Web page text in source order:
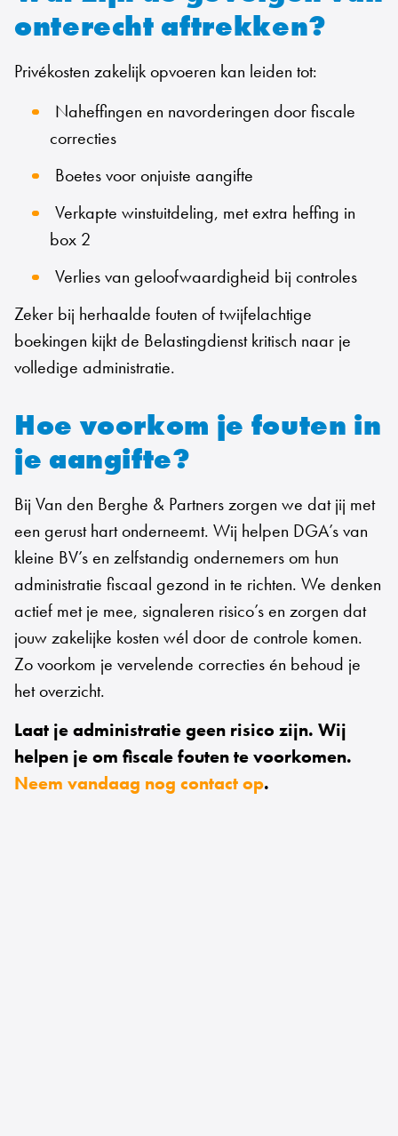
onterecht aftrekken?
Privékosten zakelijk opvoeren kan leiden tot:
Naheffingen en navorderingen door fiscale
correcties
Boetes voor onjuiste aangifte
Verkapte winstuitdeling, met extra heffing in
box 2
Verlies van geloofwaardigheid bij controles
Zeker bij herhaalde fouten of twijfelachtige
boekingen kijkt de Belastingdienst kritisch naar je
volledige administratie.
Hoe voorkom je fouten in
je aangifte?
Bij Van den Berghe & Partners zorgen we dat jij met
een gerust hart onderneemt. Wij helpen DGA’s van
kleine BV’s en zelfstandig ondernemers om hun
administratie fiscaal gezond in te richten. We denken
actief met je mee, signaleren risico’s en zorgen dat
jouw zakelijke kosten wél door de controle komen.
Zo voorkom je vervelende correcties én behoud je
het overzicht.
Laat je administratie geen risico zijn. Wij
helpen je om fiscale fouten te voorkomen.
Neem vandaag nog contact op.